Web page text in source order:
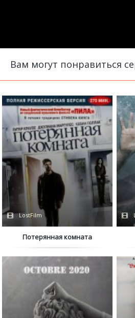
Вам могут понравиться
LostFilm
Потерянная комната